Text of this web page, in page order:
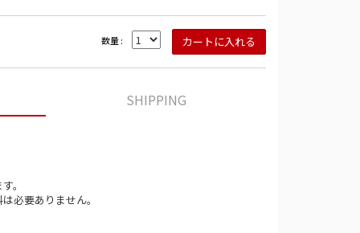
数量 :
SHIPPING
。
必要ありません。